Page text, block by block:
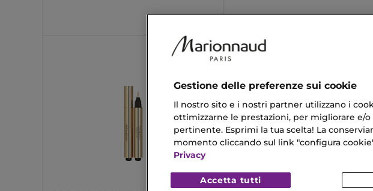
Gestione delle preferenze sui cookie
Il nostro sito e i nostri partner utilizzano i
ottimizzarne le prestazioni, per migliorare e/
pertinente. Esprimi la tua scelta! La
momento cliccando sul link "configura
Privacy
Accetta tutti